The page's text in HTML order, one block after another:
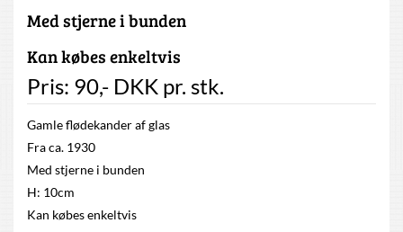
Med stjerne i bunden
Kan købes enkeltvis
Pris: 90,- DKK pr. stk.
Gamle flødekander af glas
Fra ca. 1930
Med stjerne i bunden
H: 10cm
Kan købes enkeltvis